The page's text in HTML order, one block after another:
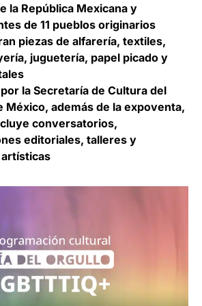
la República Mexicana y
de 11 pueblos originarios
piezas de alfarería, textiles,
juguetería, papel picado y
la Secretaría de Cultura del
México, además de la expoventa,
conversatorios,
editoriales, talleres y